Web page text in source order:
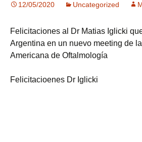
12/05/2020 Uncategorized
Felicitaciones al Dr Matias Iglicki
Argentina en un nuevo meeting de
Americana de Oftalmología
Felicitacioenes Dr Iglicki